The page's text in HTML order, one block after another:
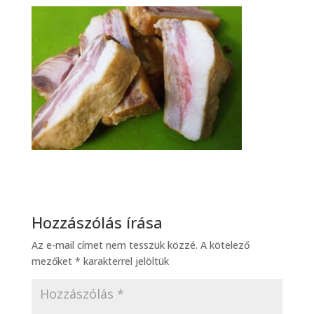
Hozzászólás írása
Az e-mail címet nem tesszük közzé. A kötelező
mezőket * karakterrel jelöltük